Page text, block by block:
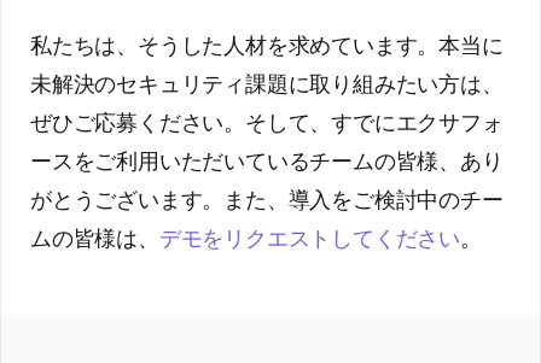
私たちは、そうした人材を求めています。本当に
未解決のセキュリティ課題に取り組みたい方は、
ぜひご応募ください。そして、すでにエクサフォ
ースをご利用いただいているチームの皆様、あり
がとうございます。また、導入をご検討中のチー
ムの皆様は、 デモをリクエストしてください。